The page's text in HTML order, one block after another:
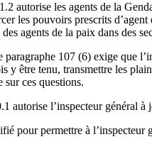
autorise les agents de la
les pouvoirs prescrits
agents de la paix dans des
107 (6) exige que
y être tenu, transmettre les
sur ces questions.
autorise l’inspecteur général à
pour permettre à